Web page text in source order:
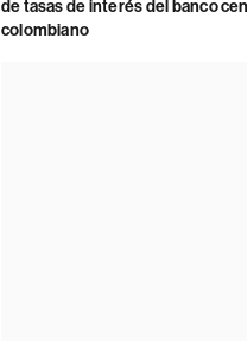
de tasas de interés del banco
colombiano